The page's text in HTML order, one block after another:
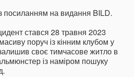
посиланням на видання BILD.
стався 28 травня 2023
поруч із кінним клубом у
своє тимчасове житло в
із наміром пошуку